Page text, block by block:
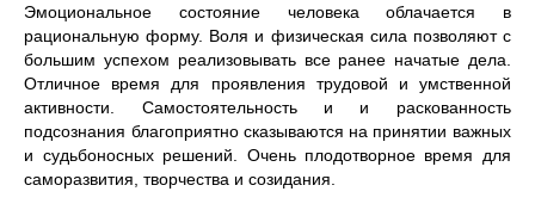
Эмоциональное состояние человека облачается в
рациональную форму. Воля и физическая сила позволяют с
большим успехом реализовывать все ранее начатые дела.
Отличное время для проявления трудовой и умственной
активности. Самостоятельность и и раскованность
подсознания благоприятно сказываются на принятии важных
и судьбоносных решений. Очень плодотворное время для
саморазвития, творчества и созидания.